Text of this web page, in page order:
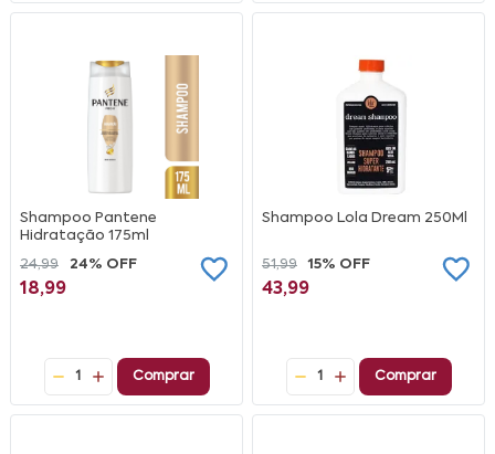
Shampoo Pantene
Hidratação 175ml
24,99
24% OFF
18,99
1 Comprar
Shampoo Lola Dream 250Ml
51,99 15% OFF
43,99
1 Comprar